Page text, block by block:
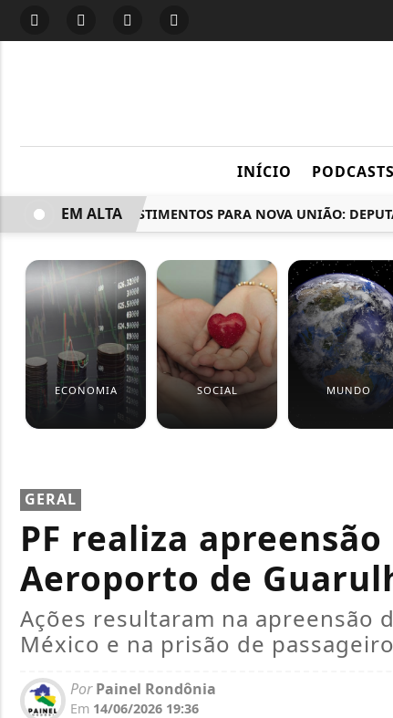
INÍCIO PODCASTS
MAIS INVESTIMENTOS PARA NOVA UNIÃO:
EM ALTA
ECONOMIA SOCIAL MUNDO
GERAL
PF realiza
Aeroporto de
Ações resultaram na apreensão
México e na prisão de
PorPainel Rondônia
Em 14/06/2026 19:36